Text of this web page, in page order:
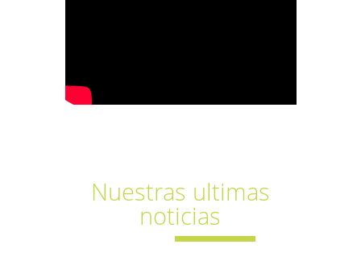
Nuestras ultimas
noticias